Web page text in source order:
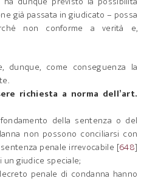
già passata in giudicato – possa
non conforme a verità e,
dunque, come conseguenza la
richiesta a norma dell’art.
della sentenza o del
non possono conciliarsi con
penale irrevocabile [648]
giudice speciale;
penale di condanna hanno